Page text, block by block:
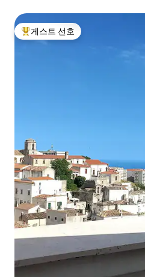
상위 게스트 선호
게스트 선호